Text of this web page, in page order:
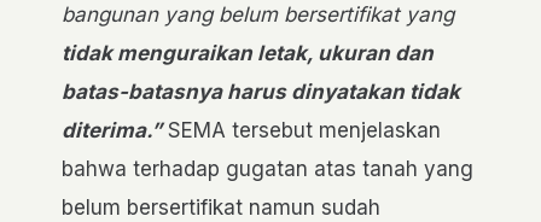
bangunan yang belum bersertifikat yang
tidak menguraikan letak, ukuran dan
batas-batasnya harus dinyatakan tidak
diterima.” SEMA tersebut menjelaskan
bahwa terhadap gugatan atas tanah yang
belum bersertifikat namun sudah